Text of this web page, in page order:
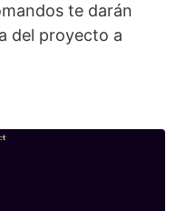
te darán
del proyecto a